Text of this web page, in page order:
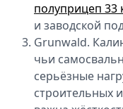
полуприцеп 33
и заводской
Grunwald.
чьи
серьёзные
строительных